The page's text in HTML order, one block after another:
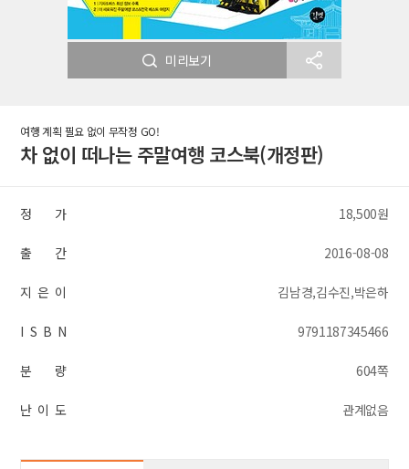
미리보기
여행 계획 필요 없이 무작정 GO!
차 없이 떠나는 주말여행 코스북(개정판)
정 가 18,500원
출 간 2016-08-08
지 은 이 김남경,김수진,박은하
I S B N 9791187345466
분 량 604쪽
난 이 도 관계없음